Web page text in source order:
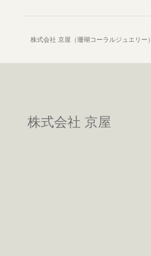
株式会社 京屋（珊瑚コーラルジュエリー）
株式会社 京屋